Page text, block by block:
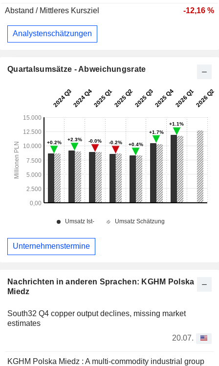
Nachrichten in anderen Sprachen: KGHM Polska
Miedz
South32 Q4 copper output declines, missing market
estimates
20.07.
KGHM Polska Miedz : A multi-commodity industrial group
Abstand / Mittleres Kursziel
-12,16 %
Analystenschätzungen
Quartalsumsätze - Abweichungsrate
Unternehmenstermine